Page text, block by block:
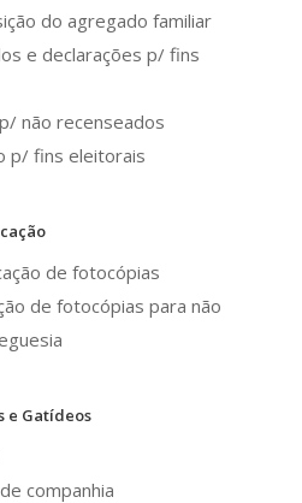
do agregado familiar
e declarações p/ fins
não recenseados
p/ fins eleitorais
de fotocópias
de fotocópias para não
e Gatídeos
companhia